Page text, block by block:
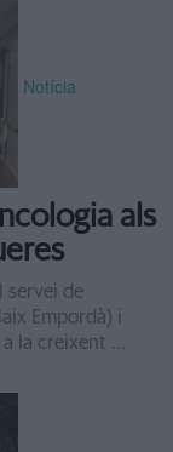
Notícia
als
servei de
Empordà) i
la creixent ...